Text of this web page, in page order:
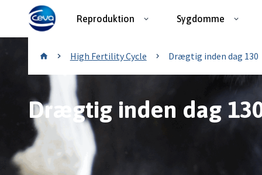
Reproduktion Sygdomme
High Fertility Cycle
High Fertility Cycle Drægtig inden dag 130
Drægtig inden dag